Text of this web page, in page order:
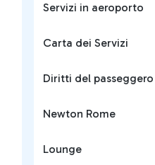
Servizi in aeroporto
Carta dei Servizi
Diritti del passeggero
Newton Rome
Lounge